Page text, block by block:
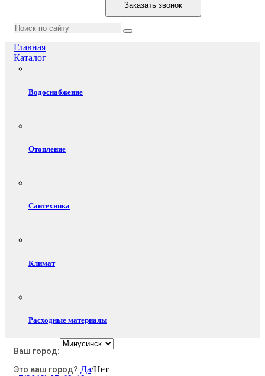
Заказать звонок
Главная
Каталог
Водоснабжение
Отопление
Сантехника
Климат
Расходные материалы
Ваш город:
Это ваш город? Да/Нет